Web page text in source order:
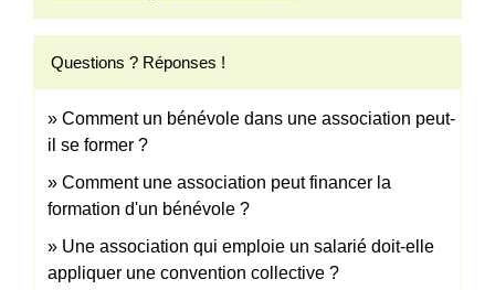
Questions ? Réponses !
Comment un bénévole dans une association peut-
il se former ?
Comment une association peut financer la
formation d'un bénévole ?
Une association qui emploie un salarié doit-elle
appliquer une convention collective ?